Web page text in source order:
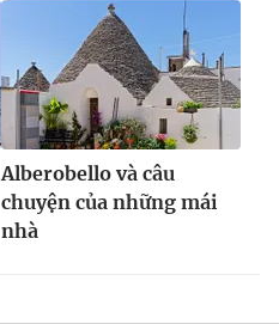
Alberobello và câu
chuyện của những mái
nhà